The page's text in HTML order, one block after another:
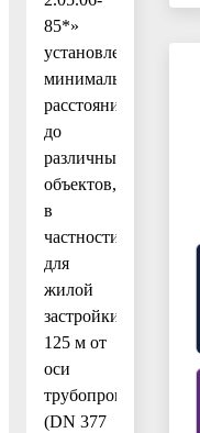
85*»
установлены
минимальные
расстояния
до
различных
объектов,
в
частности,
для
жилой
застройки
125 м от
оси
трубопровода
(DN 377